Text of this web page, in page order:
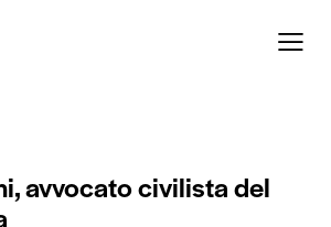
avvocato civilista del